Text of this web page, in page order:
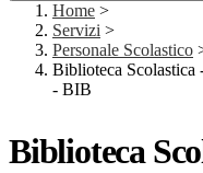
Home >
Servizi >
Personale Scolastico
Biblioteca
- BIB
Biblioteca